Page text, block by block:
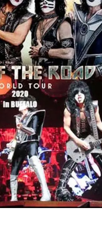
2024.6.20 マネスキン /
2024.6.9 リアム・ギャラ
2024.6.9 メガデス / 2023
2024.6.9 ユーライア・ヒ
2024.6.9 ジャーニー /